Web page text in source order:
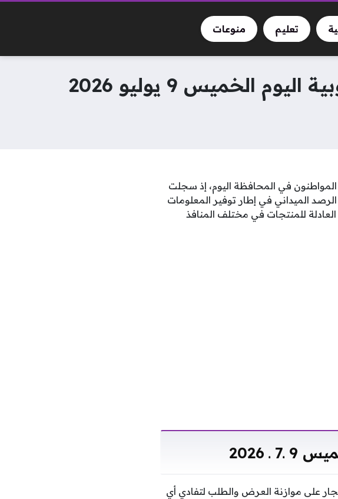
تعليم منوعات
9 يوليو 2026
الأبرز الذي يتابعه المواطنون في المحافظة اليوم، إذ سجلت
72 جنيها للكيلو، ويأتي هذا الرصد الميداني في إطار توفير المعلومات
للمنتجات في مختلف المنافذ
2026
على موازنة العرض والطلب لتفادي أي